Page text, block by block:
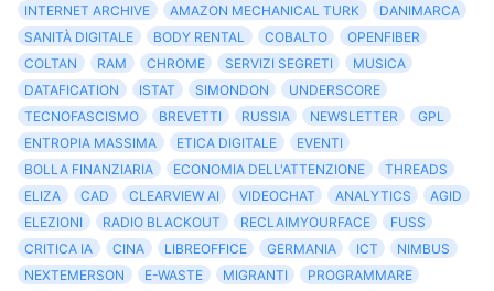
INTERNET ARCHIVE
AMAZON MECHANICAL TURK
DANIMARCA
SANITÀ DIGITALE
BODY RENTAL COBALTO
OPENFIBER
COLTAN
RAM CHROME SERVIZI SEGRETI
MUSICA
DATAFICATION
ISTAT SIMONDON
UNDERSCORE
TECNOFASCISMO
BREVETTI RUSSIA NEWSLETTER
GPL
ENTROPIA MASSIMA
ETICA DIGITALE
EVENTI
BOLLA FINANZIARIA
ECONOMIA DELL'ATTENZIONE
THREADS
ELIZA
CAD CLEARVIEW AI VIDEOCHAT ANALYTICS
AGID
ELEZIONI
RADIO BLACKOUT RECLAIMYOURFACE
FUSS
CRITICA IA
CINA LIBREOFFICE GERMANIA ICT
NIMBUS
NEXTEMERSON
E-WASTE MIGRANTI
PROGRAMMARE